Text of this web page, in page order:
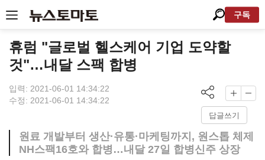
구독
휴럼 "글로벌 헬스케어 기업 도약할
것"…내달 스팩 합병
입력: 2021-06-01 14:34:22
수정: 2021-06-01 14:34:22
답글쓰기
원료 개발부터 생산·유통·마케팅까지, 원스톱 체제
NH스팩16호와 합병…내달 27일 합병신주 상장